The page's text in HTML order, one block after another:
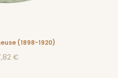
(1898-1920)
€